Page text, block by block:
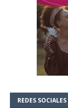
REDES SOCIALES